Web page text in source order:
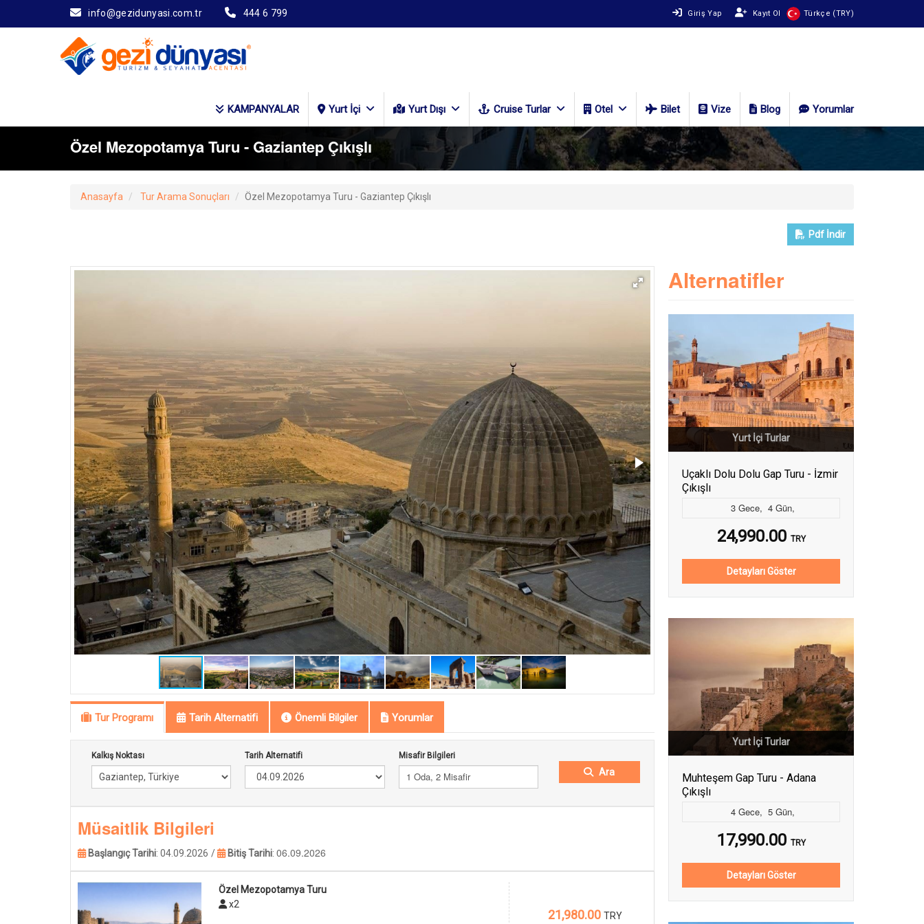
info@gezidunyasi.com.tr 444 6 799 Giriş Yap Kayıt Ol Türkçe (TRY)
KAMPANYALAR Yurt İçi Yurt Dışı Cruise Turlar Otel Bilet Vize Blog Yorumlar
Özel Mezopotamya Turu - Gaziantep Çıkışlı
Anasayfa Tur Arama Sonuçları Özel Mezopotamya Turu - Gaziantep Çıkışlı
Pdf İndir
Tur Programı Tarih Alternatifi Önemli Bilgiler Yorumlar
Kalkış Noktası Tarih Alternatifi Misafir Bilgileri
1 Oda, 2 Misafir Ara
Müsaitlik Bilgileri
Başlangıç Tarihi: 04.09.2026 / Bitiş Tarihi: 06.09.2026
Özel Mezopotamya Turu
x2
21,980.00 TRY
Alternatifler
Yurt İçi Turlar
Uçaklı Dolu Dolu Gap Turu - İzmir
Çıkışlı
3 Gece, 4 Gün,
24,990.00 TRY
Detayları Göster
Yurt İçi Turlar
Muhteşem Gap Turu - Adana
Çıkışlı
4 Gece, 5 Gün,
17,990.00 TRY
Detayları Göster